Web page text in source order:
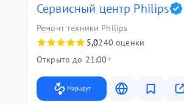
Сервисный центр Philips
Ремонт техники Philips
5,0240 оценки
Открыто до 21:00
Маршрут